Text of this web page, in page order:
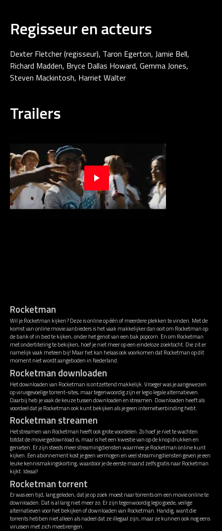
Regisseur en acteurs
Dexter Fletcher (regisseur), Taron Egerton, Jamie Bell,
Richard Madden, Bryce Dallas Howard, Gemma Jones,
Steven Mackintosh, Harriet Walter
Trailers
Rocketman
Wil je Rocketman kijken? Deze is online op één of meerdere plekken te vinden. Met de
komst van online movie aanbieders is het vaak makkelijker dan ooit om Rocketman op
de bank of in bed te kijken, onder het genot van een bak popcorn. En om Rocketman
met ondertiteling te bekijken, hoef je niet meer op een eindeloze zoektocht. Die zit er
namelijk vaak meteen bij! Maar het kan helaas ook voorkomen dat Rocketman op dit
moment niet wordt aangeboden in Nederland.
Rocketman downloaden
Het downloaden van Rocketman is ontzettend makkelijk. Vroeger was je aangewezen
op virusgevoelige torrent-sites, maar tegenwoordig zijn er legio legale alternatieven.
Daarbij heb je vaak de keuze tussen downloaden en streamen. Downloaden heeft als
voordeel dat je Rocketman ook kunt bekijken als je geen internetverbinding hebt.
Rocketman streamen
Het streamen van Rocketman heeft ook grote voordelen. Zo hoef je niet te wachten
totdat de movie gedownload is, maar is het een kwestie van op de knop drukken en
genieten. Er zijn steeds meer streamingdiensten waarmee je Rocketman online kunt
kijken. Een abonnement kost je geen vermogen en veel streamingdiensten geven je een
leuke kennismakingskorting, waardoor je de eerste maand zelfs gratis naar Rocketman
kijkt. Ideaal!
Rocketman torrent
Er was een tijd, lang geleden, dat je op zoek moest naar torrents om een movie online te
downloaden. Dat is al lang niet meer zo. Er zijn tegenwoordig legio goede, veilige
alternatieven voor het bekijken of downloaden van Rocketman. Handig, want die
torrents hebben niet alleen als nadeel dat ze illegaal zijn, maar ze kunnen ook nog eens
virussen met zich meebrengen.